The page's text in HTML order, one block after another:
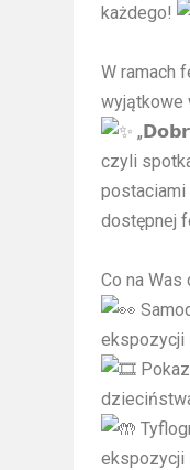
każdego!
W ramach
wyjątkowe
czyli
dostępnej
Co na Was
ekspozycji
ekspozycji